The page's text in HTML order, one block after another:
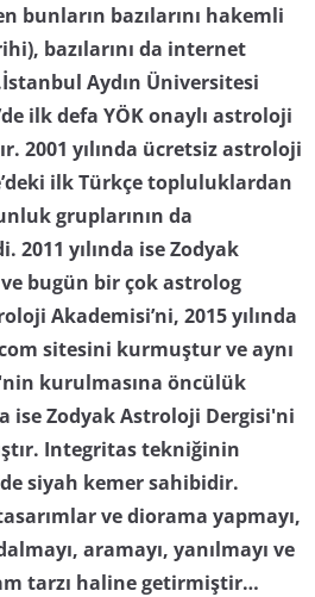
bunların bazılarını hakemli
bazılarını da internet
Aydın Üniversitesi
ilk defa YÖK onaylı astroloji
2001 yılında ücretsiz astroloji
ilk Türkçe topluluklardan
gruplarının da
yılında ise Zodyak
bugün bir çok astrolog
Akademisi’ni, 2015 yılında
sitesini kurmuştur ve aynı
kurulmasına öncülük
ise Zodyak Astroloji Dergisi'ni
Integritas tekniğinin
siyah kemer sahibidir.
ve diorama yapmayı,
aramayı, yanılmayı ve
tarzı haline getirmiştir…